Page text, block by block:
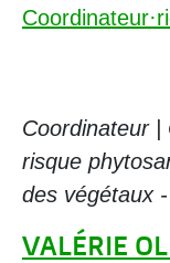
Coordinateur |
risque
des végétaux
VALÉRIE